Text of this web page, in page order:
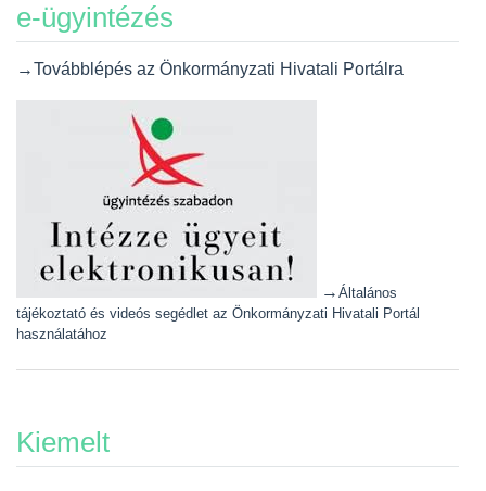
e-ügyintézés
→Továbblépés az Önkormányzati Hivatali Portálra
→ Általános
tájékoztató és videós segédlet az Önkormányzati Hivatali Portál
használatához
Kiemelt